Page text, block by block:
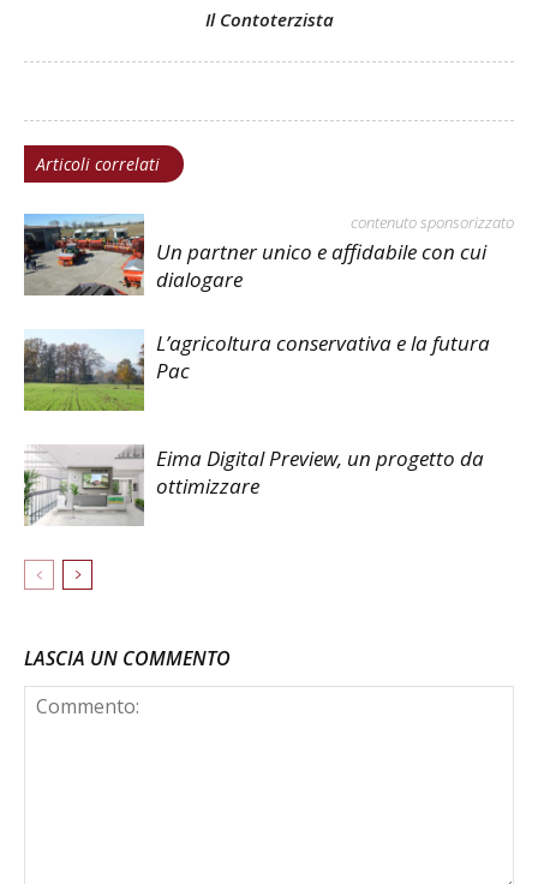
Il Contoterzista
Articoli correlati
contenuto sponsorizzato
Un partner unico e affidabile con cui
dialogare
L’agricoltura conservativa e la futura
Pac
Eima Digital Preview, un progetto da
ottimizzare
LASCIA UN COMMENTO